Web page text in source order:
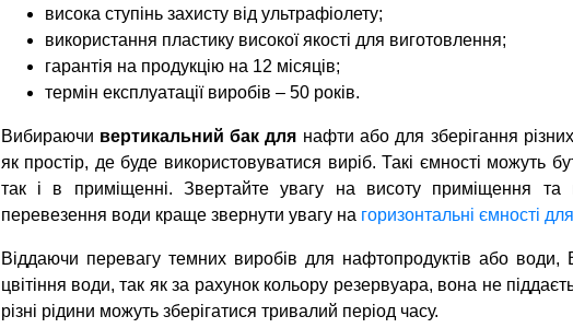
висока ступінь захисту від ультрафіолету;
використання пластику високої якості для виготовлення;
гарантія на продукцію на 12 місяців;
термін експлуатації виробів – 50 років.
Вибираючи вертикальний бак для нафти або для зберігання
як простір, де буде використовуватися виріб. Такі ємності можуть
так і в приміщенні. Звертайте увагу на висоту приміщення
перевезення води краще звернути увагу на горизонтальні ємності
Віддаючи перевагу темних виробів для нафтопродуктів або
цвітіння води, так як за рахунок кольору резервуара, вона не
різні рідини можуть зберігатися тривалий період часу.